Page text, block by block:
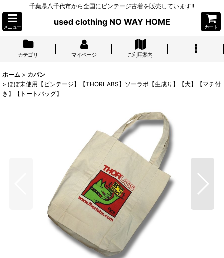
千葉県八千代市から全国にビンテージ古着を販売しています!!
メニュー
used clothing NO WAY HOME
カート
カテゴリ マイページ ご利用案内
ホーム > カバン
> ほぼ未使用【ビンテージ】【THORLABS】ソーラボ【生成り】【犬】【マチ付
き】【トートバッグ】